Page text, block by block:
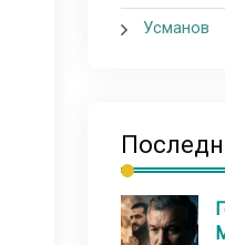
Усманов